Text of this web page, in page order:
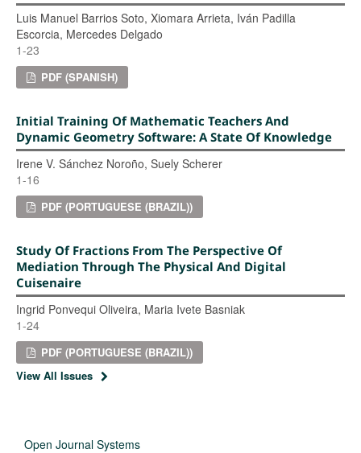
Luis Manuel Barrios Soto, Xiomara Arrieta, Iván Padilla
Escorcia, Mercedes Delgado
1-23
PDF (SPANISH)
Initial Training Of Mathematic Teachers And
Dynamic Geometry Software: A State Of Knowledge
Irene V. Sánchez Noroño, Suely Scherer
1-16
PDF (PORTUGUESE (BRAZIL))
Study Of Fractions From The Perspective Of
Mediation Through The Physical And Digital
Cuisenaire
Ingrid Ponvequi Oliveira, Maria Ivete Basniak
1-24
PDF (PORTUGUESE (BRAZIL))
View All Issues
Open Journal Systems